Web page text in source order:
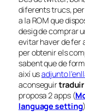
diferents trucs,
a la ROM que
desig de comprar
evitar haver de fer
per obtenir els
sabent que de
així usadjunto
aconseguirtraduir
proposa 2 apps (
language setting